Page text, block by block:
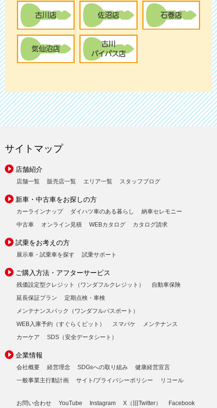
サイトマップ
店舗紹介
店舗一覧 販売店一覧 エリア一覧 スタッフブログ
新車・中古車をお探しの方
カーラインナップ ダイハツ車のある暮らし
納車セレモニー
中古車
オンライン見積 WEBカタログ カタログ請求
試乗をお考えの方
展示車・試乗車を探す 試乗サポート
ご購入方法・アフターサービス
残価設定型クレジット（ワンダフルクレジット）
自動車保険
延長保証プラン
定期点検・車検
メンテナンスパック（ワンダフルパスポート）
WEB入庫予約（すぐらくピット）
スマパケ
メンテナンス
カーケア
SDS（安全データシート）
企業情報
会社概要 経営理念 SDGsへの取り組み
健康経営宣言
一般事業主行動計画
サイト/プライバシーポリシー リコール
お問い合わせ YouTube Instagram X（旧Twitter） Facebook